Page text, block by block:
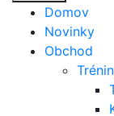
Domov
Novinky
Obchod